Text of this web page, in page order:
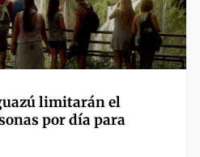
limitarán el
por día para